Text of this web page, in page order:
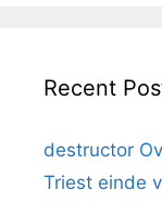
Recent
destructor
Triest einde